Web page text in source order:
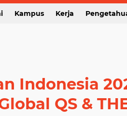
Kampus Kerja
Indonesia
QS &